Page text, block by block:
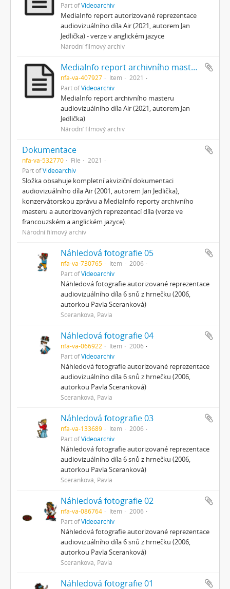
Part ofVideoarchiv
MediaInfo report autorizované reprezentace
audiovizuálního díla Air (2021, autorem Jan
Jedlička) - verze v anglickém jazyce
Národní filmový archiv
MediaInfo report archivního masteru
nfa-va-407927 Item
2021
Part ofVideoarchiv
MediaInfo report archivního masteru
audiovizuálního díla Air (2021, autorem Jan
Jedlička)
Národní filmový archiv
Dokumentace
nfa-va-532770 File
2021
Part ofVideoarchiv
Složka obsahuje kompletní akviziční dokumentaci
audiovizuálního díla Air (2001, autorem Jan Jedlička),
konzervátorskou zprávu a MediaInfo reporty archivního
masteru a autorizovaných reprezentací díla (verze ve
francouzském a anglickém jazyce).
Národní filmový archiv
Náhledová fotografie 05
nfa-va-730765 Item
2006
Part ofVideoarchiv
Náhledová fotografie autorizované reprezentace
audiovizuálního díla 6 snů z hrnečku (2006,
autorkou Pavla Sceranková)
Sceranková, Pavla
Náhledová fotografie 04
nfa-va-066922 Item
2006
Part ofVideoarchiv
Náhledová fotografie autorizované reprezentace
audiovizuálního díla 6 snů z hrnečku (2006,
autorkou Pavla Sceranková)
Sceranková, Pavla
Náhledová fotografie 03
nfa-va-133689 Item
2006
Part ofVideoarchiv
Náhledová fotografie autorizované reprezentace
audiovizuálního díla 6 snů z hrnečku (2006,
autorkou Pavla Sceranková)
Sceranková, Pavla
Náhledová fotografie 02
nfa-va-086764 Item
2006
Part ofVideoarchiv
Náhledová fotografie autorizované reprezentace
audiovizuálního díla 6 snů z hrnečku (2006,
autorkou Pavla Sceranková)
Sceranková, Pavla
Náhledová fotografie 01